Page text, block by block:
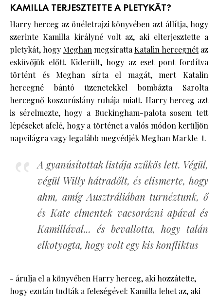
KAMILLA TERJESZTETTE A PLETYKÁT?
Harry herceg az önéletrajzi könyvében azt állítja, hogy
szerinte Kamilla királyné volt az, aki elterjesztette a
pletykát, hogy MeghanmegsírattaKatalin hercegnétaz
esküvőjük előtt. Kiderült, hogy az eset pont fordítva
történt és Meghan sírta el magát, mert Katalin
hercegné bántó üzenetekkel bombázta Sarolta
hercegnő koszorúslány ruhája miatt. Harry herceg azt
is sérelmezte, hogy a Buckingham-palota sosem tett
lépéseket afelé, hogy a történet a valós módon kerüljön
napvilágra vagy legalább megvédjék Meghan Markle-t.
A gyanúsítottak listája szűkös lett. Végül,
végül Willy hátradőlt, és elismerte, hogy
ahm, amíg Ausztráliában turnéztunk, ő
és Kate elmentek vacsorázni apával és
Kamillával... és bevallotta, hogy talán
elkotyogta, hogy volt egy kis konfliktus
- árulja el a könyvében Harry herceg, aki hozzátette,
hogy ezután tudták a feleségével: Kamilla lehet az, aki